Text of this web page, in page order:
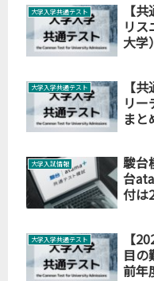
大学入学共通テスト
【
リ
大学）
大学入学共通テスト
【
リ
まと
大学入試情報
駿台
台
付は
大学入学共通テスト
【
目の
前年